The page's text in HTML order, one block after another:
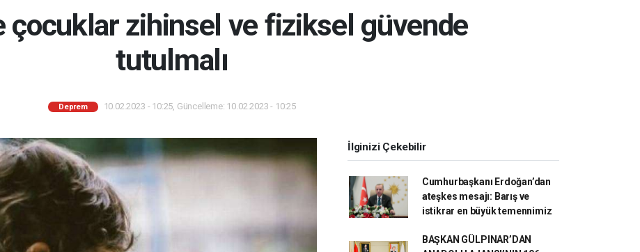
çocuklar zihinsel ve fiziksel güvende
tutulmalı
Deprem 10.02.2023 - 10:25, Güncelleme: 10.02.2023 - 10:25
İlginizi Çekebilir
Cumhurbaşkanı Erdoğan’dan
ateşkes mesajı: Barış ve
istikrar en büyük temennimiz
BAŞKAN GÜLPINAR’DAN